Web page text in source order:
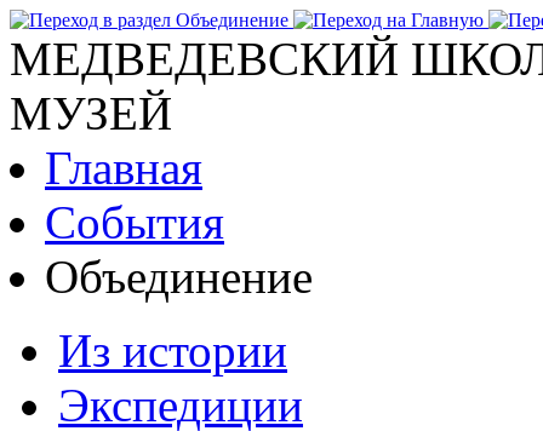
МЕДВЕДЕВСКИЙ
МУЗЕЙ
Главная
События
Объединение
Из истории
Экспедиции